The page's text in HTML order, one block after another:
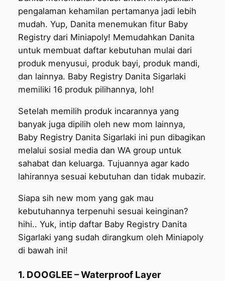
pengalaman kehamilan pertamanya jadi lebih
mudah. Yup, Danita menemukan fitur Baby
Registry dari Miniapoly! Memudahkan Danita
untuk membuat daftar kebutuhan mulai dari
produk menyusui, produk bayi, produk mandi,
dan lainnya. Baby Registry Danita Sigarlaki
memiliki 16 produk pilihannya, loh!
Setelah memilih produk incarannya yang
banyak juga dipilih oleh new mom lainnya,
Baby Registry Danita Sigarlaki ini pun dibagikan
melalui sosial media dan WA group untuk
sahabat dan keluarga. Tujuannya agar kado
lahirannya sesuai kebutuhan dan tidak mubazir.
Siapa sih new mom yang gak mau
kebutuhannya terpenuhi sesuai keinginan?
hihi.. Yuk, intip daftar Baby Registry Danita
Sigarlaki yang sudah dirangkum oleh Miniapoly
di bawah ini!
1. DOOGLEE – Waterproof Layer